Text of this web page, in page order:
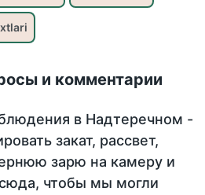
и комментарии
в Надтеречном -
закат, рассвет,
зарю на камеру и
чтобы мы могли